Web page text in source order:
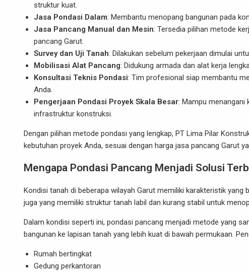
struktur kuat.
Jasa Pondasi Dalam: Membantu menopang bangunan pada
Jasa Pancang Manual dan Mesin: Tersedia pilihan metode
pancang Garut.
Survey dan Uji Tanah: Dilakukan sebelum pekerjaan dimulai
Mobilisasi Alat Pancang: Didukung armada dan alat kerja
Konsultasi Teknis Pondasi: Tim profesional siap membantu
Anda.
Pengerjaan Pondasi Proyek Skala Besar: Mampu menangani
infrastruktur konstruksi.
Dengan pilihan metode pondasi yang lengkap, PT Lima Pilar
kebutuhan proyek Anda, sesuai dengan harga jasa pancang Garut
Mengapa Pondasi Pancang Menjadi Solusi
Kondisi tanah di beberapa wilayah Garut memiliki karakteristik
juga yang memiliki struktur tanah labil dan kurang stabil untuk
Dalam kondisi seperti ini, pondasi pancang menjadi metode yang
bangunan ke lapisan tanah yang lebih kuat di bawah permukaan.
Rumah bertingkat
Gedung perkantoran